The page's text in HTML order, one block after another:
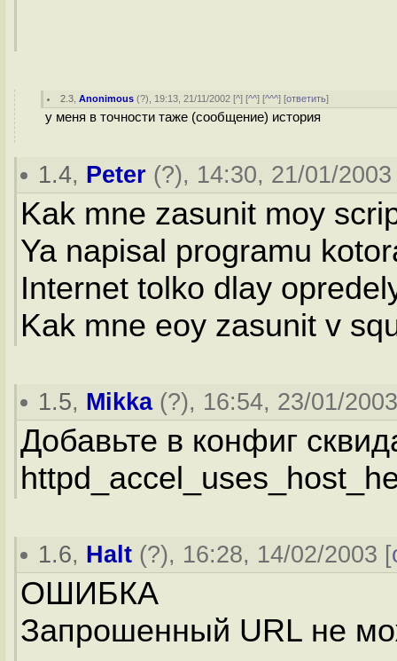
2.3 ,Anonimous (?), 19:13, 21/11/2002 [^] [^^] [^^^] [ответить]
у меня в точности таже (сообщение) история
1.4, Peter (?), 14:30, 21/01/
Kak mne zasunit moy
Ya napisal programu
Internet tolko dlay
Kak mne eoy zasunit v
1.5, Mikka(?), 16:54, 23/01/
Добавьте в конфиг
1.6, Halt (?), 16:28, 14/02/2003 [
ОШИБКА
Запрошенный URL не